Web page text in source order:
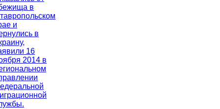
в
и
в
16
2014 в